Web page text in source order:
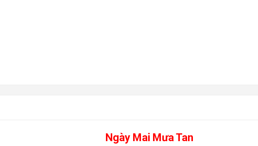
Ngày Mai Mưa Tan